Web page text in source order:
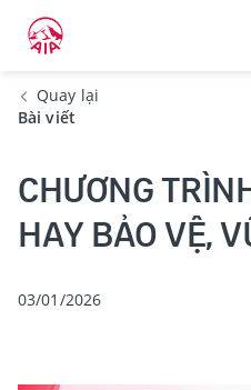
Quay lại
Bài viết
CHƯƠNG
HAY BẢO VỆ,
03/01/2026